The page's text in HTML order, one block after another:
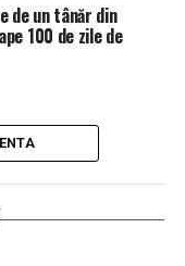
de un tânăr din
100 de zile de